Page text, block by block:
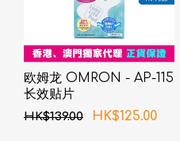
欧姆龙 OMRON - AP-115
长效贴片
HK$139.00 HK$125.00